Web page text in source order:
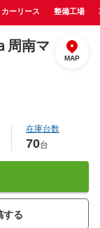
カーリース 整備工場
周南マ
MAP
在庫台数
70台
する